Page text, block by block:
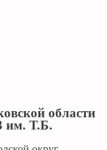
области
им. Т.Б.